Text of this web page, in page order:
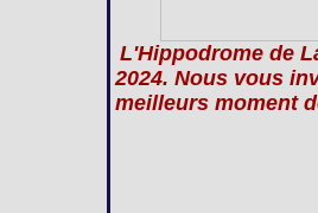
L'Hippodrome de
2024. Nous vous
meilleurs moment